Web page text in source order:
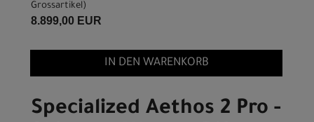
Grossartikel)
8.899,00 EUR
IN DEN WARENKORB
Specialized Aethos 2 Pro -